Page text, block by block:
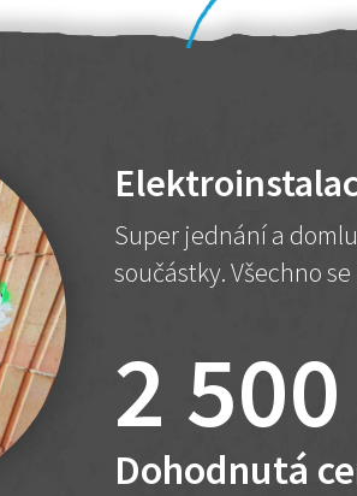
Super jednání a
součástky. Všechno
2
Dohodnutá